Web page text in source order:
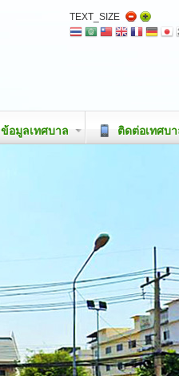
TEXT_SIZE
ข้อมูลเทศบาล ติดต่อเทศบ